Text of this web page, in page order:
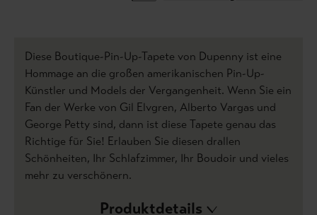
Diese Boutique-Pin-Up-Tapete von Dupenny ist eine
Hommage an die großen amerikanischen Pin-Up-
Künstler und Models der Vergangenheit. Wenn Sie ein
Fan der Werke von Gil Elvgren, Alberto Vargas und
George Petty sind, dann ist diese Tapete genau das
Richtige für Sie! Erlauben Sie diesen drallen
Schönheiten, Ihr Schlafzimmer, Ihr Boudoir und vieles
mehr zu verschönern.
Produktdetails